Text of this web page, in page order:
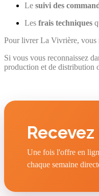
Le suivi des
Les frais techniques
Pour livrer La Vivrière, vous
Si vous vous reconnaissez
production et de distribution
Une fois l'offre en
chaque semaine